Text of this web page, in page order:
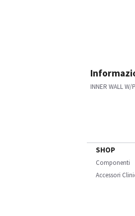
INNER WALL W/
SHOP
Componenti
Accessori